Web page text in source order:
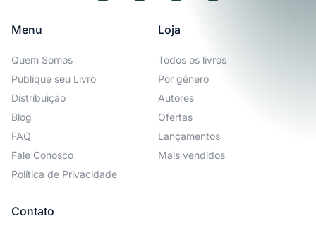
Menu
Quem Somos
Publique seu Livro
Distribuição
Blog
FAQ
Fale Conosco
Política de Privacidade
Loja
Todos os livros
Por gênero
Autores
Ofertas
Lançamentos
Mais vendidos
Contato